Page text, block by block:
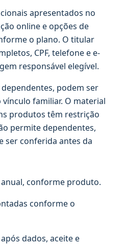
apresentados no
online e opções de
o plano. O titular
CPF, telefone e e-
responsável elegível.
podem ser
familiar. O material
produtos têm restrição
permite dependentes,
ser conferida antes da
conforme produto.
conforme o
dados, aceite e